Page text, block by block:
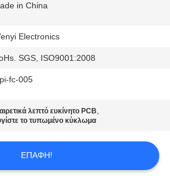
in China
Electronics
SGS, ISO9001:2008
fc-005
λεπτό ευκίνητο PCB,
το τυπωμένο κύκλωμα
ΕΠΑΦΉ!